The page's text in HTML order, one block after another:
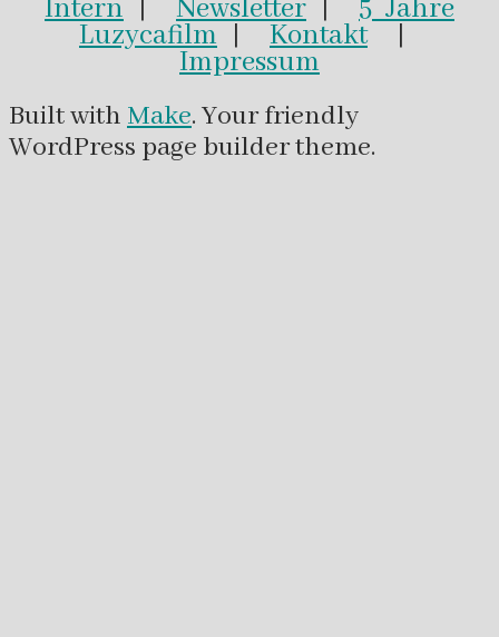
Intern | Newsletter | 5 Jahre
Luzycafilm | Kontakt|
Impressum
Built with Make. Your friendly
WordPress page builder theme.